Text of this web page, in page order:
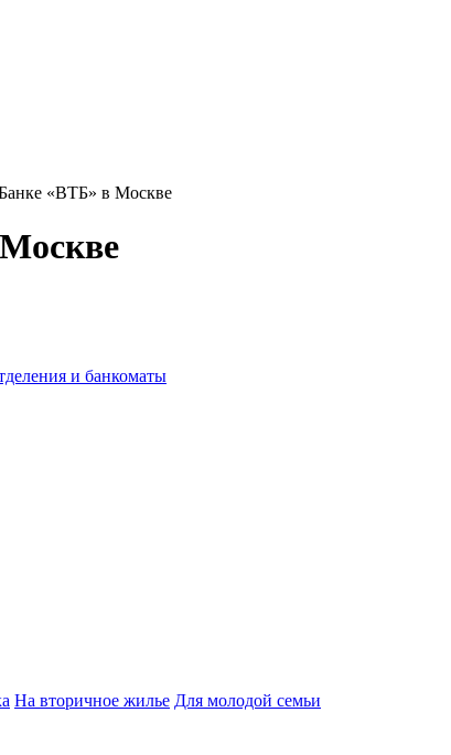
«ВТБ» в Москве
и банкоматы
На вторичное жилье Для молодой семьи